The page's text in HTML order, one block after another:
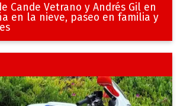
Cande Vetrano y Andrés Gil en
en la nieve, paseo en familia y